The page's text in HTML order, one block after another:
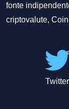
fonte
criptovalute,
Twitter